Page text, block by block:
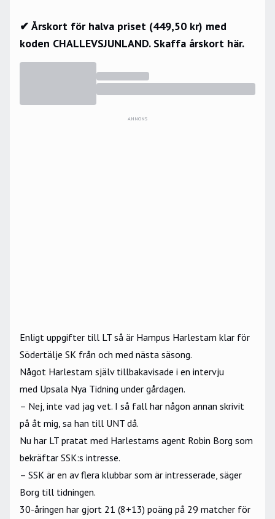
✔ Årskort för halva priset (449,50 kr) med
koden CHALLEVSJUNLAND. Skaffa årskort här.
ANNONS
Enligt uppgifter till LT så är Hampus Harlestam klar för
Södertälje SK från och med nästa säsong.
Något Harlestam själv tillbakavisade i en intervju
med Upsala Nya Tidning under gårdagen.
– Nej, inte vad jag vet. I så fall har någon annan skrivit
på åt mig, sa han till UNT då.
Nu har LT pratat med Harlestams agent Robin Borg som
bekräftar SSK:s intresse.
– SSK är en av flera klubbar som är intresserade, säger
Borg till tidningen.
30-åringen har gjort 21 (8+13) poäng på 29 matcher för